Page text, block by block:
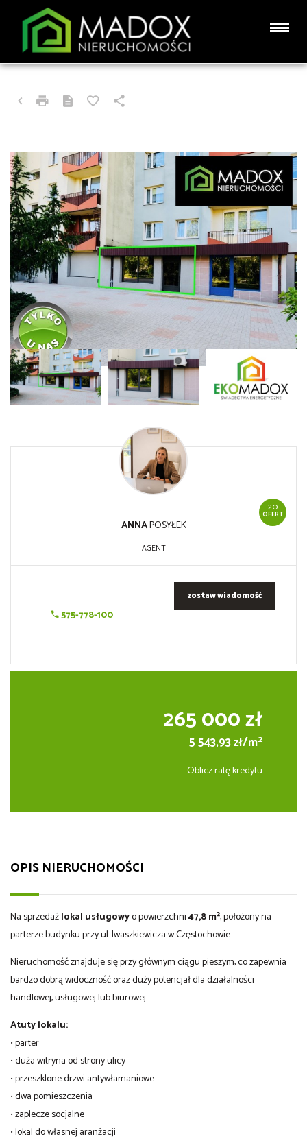
CZĘSTOCHOWA, PÓŁNOC
LOKAL NA SPRZEDAŻ
20
OFERT
ANNAPOSYŁEK
AGENT
575-778-100
zostaw wiadomość
265 000 zł
5 543,93 zł/m2
Oblicz ratę kredytu
OPIS NIERUCHOMOŚCI
Na sprzedażlokal usługowyo powierzchni47,8 m², położony na
parterze budynku przy ul. Iwaszkiewicza w Częstochowie.
Nieruchomość znajduje się przy głównym ciągu pieszym, co zapewnia
bardzo dobrą widoczność oraz duży potencjał dla działalności
handlowej, usługowej lub biurowej.
Atuty lokalu:
• parter
• duża witryna od strony ulicy
• przeszklone drzwi antywłamaniowe
• dwa pomieszczenia
• zaplecze socjalne
• lokal do własnej aranżacji